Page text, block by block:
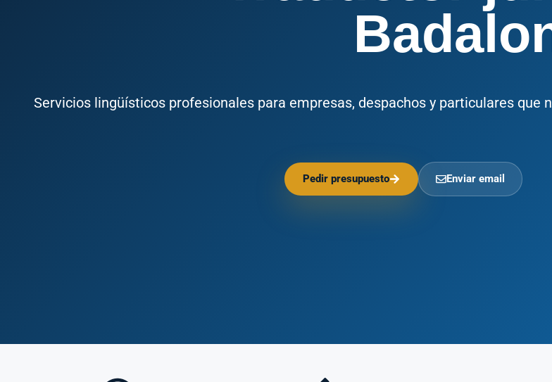
Servicios lingüísticos profesionales para empresas, despachos y particulares que
Pedir presupuesto Enviar email